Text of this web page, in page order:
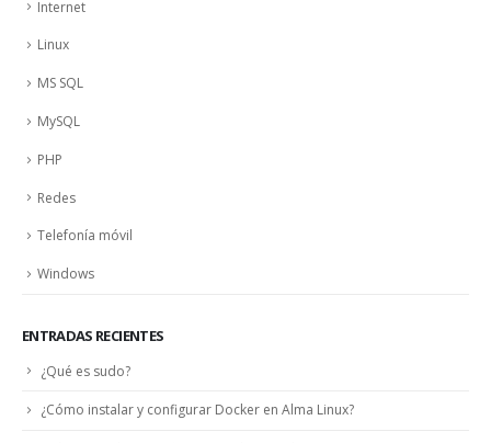
Internet
Linux
MS SQL
MySQL
PHP
Redes
Telefonía móvil
Windows
ENTRADAS RECIENTES
¿Qué es sudo?
¿Cómo instalar y configurar Docker en Alma Linux?